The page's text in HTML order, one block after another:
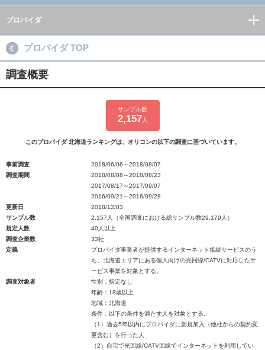
プロバイダ
プロバイダ TOP
調査概要
サンプル数
2,157 人
このプロバイダ 北海道ランキングは、オリコンの以下の調査に基づいています。
事前調査
2018/06/06～2018/08/07
調査期間
2018/08/08～2018/08/23
2017/08/17～2017/09/07
2016/09/21～2016/09/28
更新日
2018/12/03
サンプル数
2,157人（全国調査における総サンプル数29,179人）
規定人数
40人以上
調査企業数
33社
定義
プロバイダ事業者が提供するインターネット接続サービスのう
ち、北海道エリアにある個人向けの光回線/CATVに対応したサ
ービス事業を対象とする。
調査対象者
性別：指定なし
年齢：18歳以上
地域：北海道
条件：以下の条件を満たす人を対象とする。
（1）過去5年以内にプロバイダに新規加入（他社からの契約変
更含む）を行った人
（2）自宅で光回線/CATV回線でインターネットを利用してい